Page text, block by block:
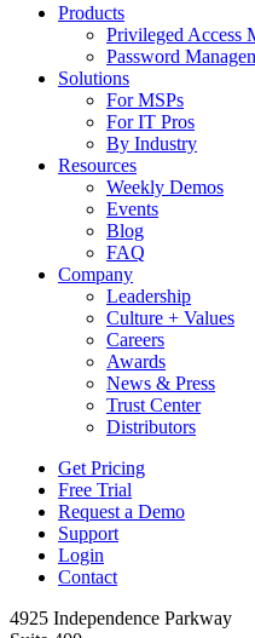
Products
Privileged Access
Password
Solutions
For MSPs
For IT Pros
By Industry
Resources
Weekly Demos
Events
Blog
FAQ
Company
Leadership
Culture + Values
Careers
Awards
News & Press
Trust Center
Distributors
Get Pricing
Free Trial
Request a Demo
Support
Login
Contact
4925 Independence Parkway